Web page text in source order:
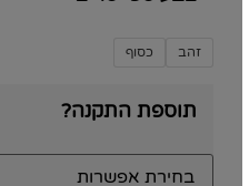
זהב כסוף
תוספת התקנה?